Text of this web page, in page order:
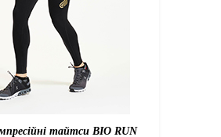
тайтси BIO RUN